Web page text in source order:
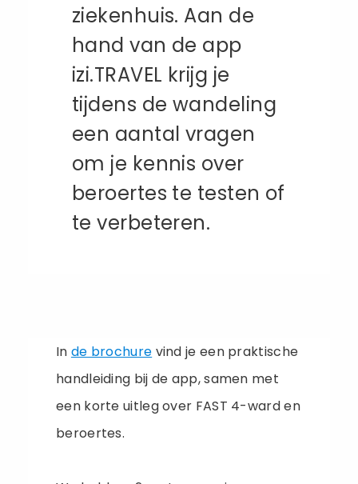
ziekenhuis. Aan de
hand van de app
izi.TRAVEL krijg je
tijdens de wandeling
een aantal vragen
om je kennis over
beroertes te testen of
te verbeteren.
In de brochure vind je een praktische
handleiding bij de app, samen met
een korte uitleg over FAST 4-ward en
beroertes.